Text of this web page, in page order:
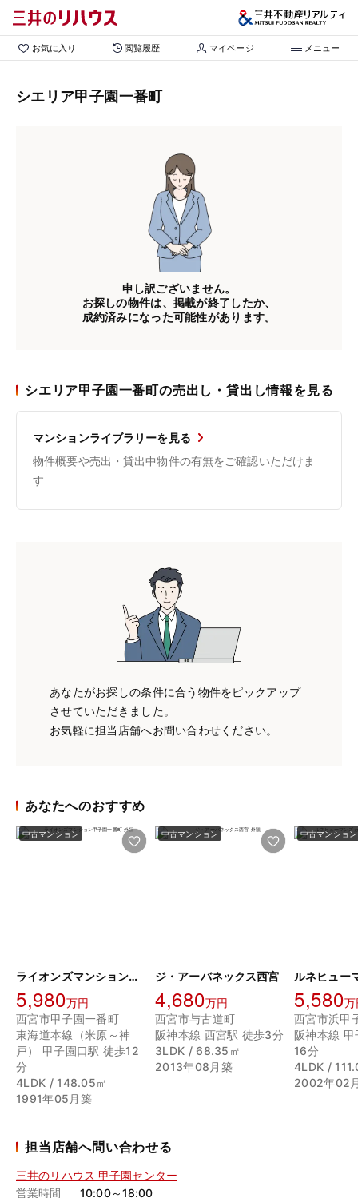
お気に入り 閲覧履歴 マイページ メニュー
シエリア甲子園一番町
申し訳ございません。
お探しの物件は、掲載が終了したか、
成約済みになった可能性があります。
シエリア甲子園一番町の売出し・貸出し情報を見る
マンションライブラリーを見る
物件概要や売出・貸出中物件の有無をご確認いただけま
す
あなたがお探しの条件に合う物件をピックアップ
させていただきました。
お気軽に担当店舗へお問い合わせください。
あなたへのおすすめ
中古マンション
ライオンズマンション甲子園一番町
5,980万円
西宮市甲子園一番町
東海道本線（米原～神
戸） 甲子園口駅 徒歩12
分
4LDK / 148.05㎡
1991年05月築
中古マンション
ジ・アーバネックス西宮
4,680万円
西宮市与古道町
阪神本線 西宮駅 徒歩3分
3LDK / 68.35㎡
2013年08月築
中古マンション
5,580万
西宮市浜甲
阪神本線
16分
4LDK /
2002年02
担当店舗へ問い合わせる
三井のリハウス 甲子園センター
営業時間
10:00～18:00